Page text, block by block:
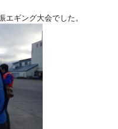
ギング大会でした。